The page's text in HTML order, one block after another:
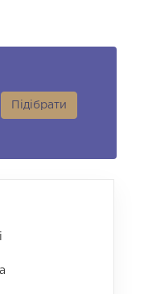
Підібрати